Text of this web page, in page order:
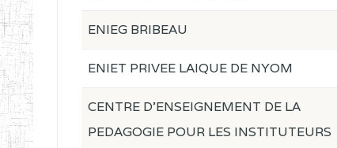
ENIEG BRIBEAU
ENIET PRIVEE LAIQUE DE NYOM
CENTRE D'ENSEIGNEMENT DE LA
PEDAGOGIE POUR LES INSTITUTEURS